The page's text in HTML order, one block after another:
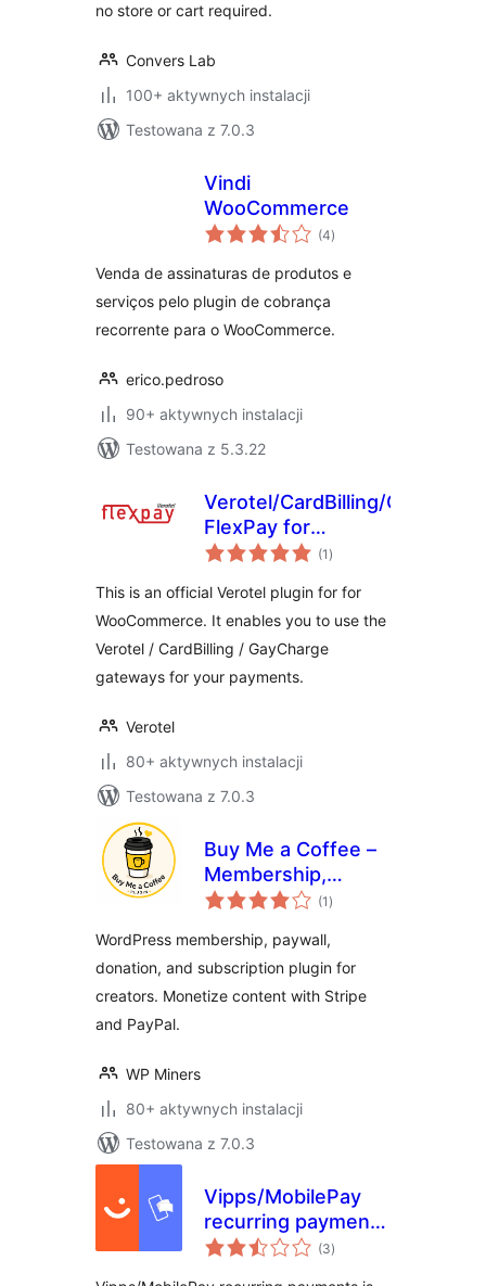
no store or cart required.
Convers Lab
100+ aktywnych instalacji
Testowana z 7.0.3
Vindi
WooCommerce
(4wszystkich
ocen
)
Venda de assinaturas de produtos e
serviços pelo plugin de cobrança
recorrente para o WooCommerce.
erico.pedroso
90+ aktywnych instalacji
Testowana z 5.3.22
Verotel/CardBilling/
FlexPay for
WooCommerce
(1 wszystkich
ocen
)
This is an official Verotel plugin for for
WooCommerce. It enables you to use the
Verotel / CardBilling / GayCharge
gateways for your payments.
Verotel
80+ aktywnych instalacji
Testowana z 7.0.3
Buy Me a Coffee –
Membership,
Paywall &
Stripe & PayPal
(1 wszystkich
ocen
)
WordPress membership, paywall,
donation, and subscription plugin for
creators. Monetize content with Stripe
and PayPal.
WP Miners
80+ aktywnych instalacji
Testowana z 7.0.3
Vipps/MobilePay
recurring payments
for WooCommerce
(3wszystkich
ocen
)